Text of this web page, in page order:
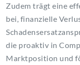
Zudem trägt eine
bei, finanzielle
die proaktiv in
Marktposition und